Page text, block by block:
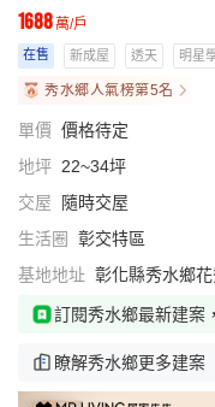
1688萬/戶
在售 新成屋 透天 明星
秀水鄉人氣榜第5名
單價 價格待定
地坪 22~34坪
交屋
隨時交屋
生活圈
彰交特區
基地地址 彰化縣秀水鄉
訂閱秀水鄉最新建案
瞭解秀水鄉更多建案